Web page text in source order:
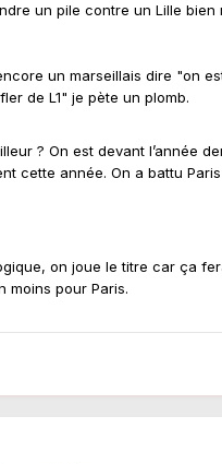
un pile contre un Lille bien
un marseillais dire "on
de L1" je pète un plomb.
? On est devant l’année
cette année. On a battu
on joue le titre car ça
moins pour Paris.